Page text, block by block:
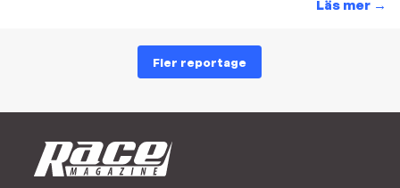
Läs mer →
Fler reportage